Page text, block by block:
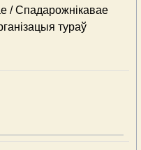
/ Спадарожнiкавае
тураў